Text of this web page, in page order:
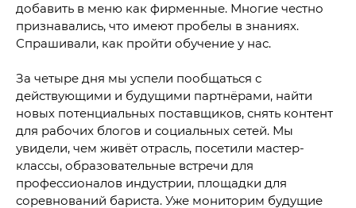
добавить в меню как фирменные. Многие честно
признавались, что имеют пробелы в знаниях.
Спрашивали, как пройти обучение у нас.
За четыре дня мы успели пообщаться с
действующими и будущими партнёрами, найти
новых потенциальных поставщиков, снять контент
для рабочих блогов и социальных сетей. Мы
увидели, чем живёт отрасль, посетили мастер-
классы, образовательные встречи для
профессионалов индустрии, площадки для
соревнований бариста. Уже мониторим будущие